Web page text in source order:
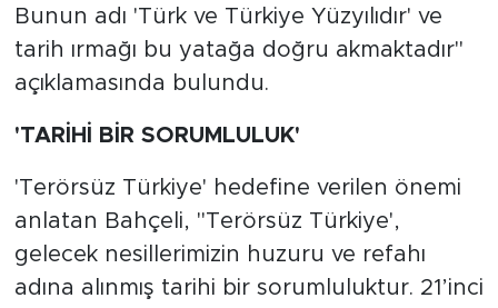
Bunun adı 'Türk ve Türkiye Yüzyılıdır' ve
tarih ırmağı bu yatağa doğru akmaktadır"
açıklamasında bulundu.
'TARİHİ BİR SORUMLULUK'
'Terörsüz Türkiye' hedefine verilen önemi
anlatan Bahçeli, "Terörsüz Türkiye',
gelecek nesillerimizin huzuru ve refahı
adına alınmış tarihi bir sorumluluktur. 21’inci